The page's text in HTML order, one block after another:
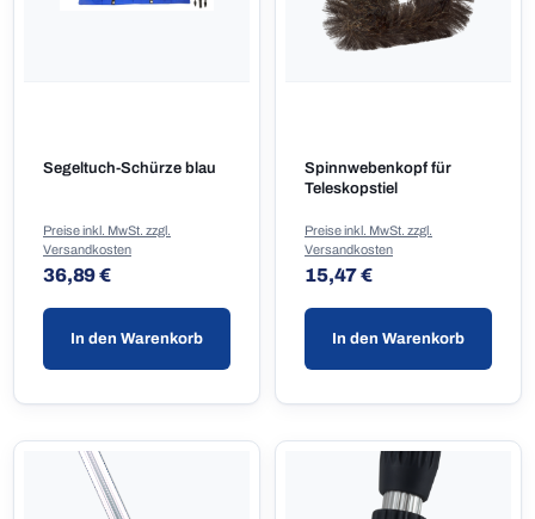
Segeltuch-Schürze blau
Regulärer Preis:
36,89 €
Preise inkl. MwSt. zzgl.
Versandkosten
In den Warenkorb
Spinnwebenkopf für
Teleskopstiel
Regulärer Preis:
15,47 €
Preise inkl. MwSt. zzgl.
Versandkosten
In den Warenkorb